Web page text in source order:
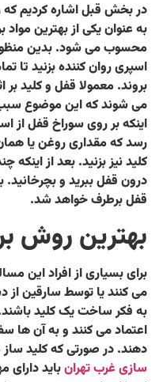
در بخش قبل اشاره کردیم
به عنوان یکی از بهترین
محسوب می شود. بدین
اسپری روان کننده بزنید تا
بروند. معمولا قفل و کلید
می شوند که این موضوع
اینکه بر روی سوراخ قفل از
رسد که مقداری روغن یا
کلید نیز بزنید. بعد از اینکه
درون قفل ببرید و
قفل برطرف خواهد شد.
بهترین روش
برای بسیاری از افراد این
می کنند یا توسط سارقین
به فکر ساخت یک کلید باشند.
اعتماد می کنند و به آن
دهند. در صورتی که کلید ساز
سازی غرب تهرانباید دارای